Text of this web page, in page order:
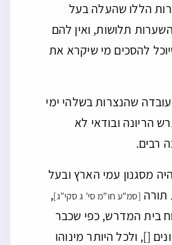
הללו שהעלה בעל
תלושות, ואין להם
להסכים מי שיקרא את
שהנצרות בשלהי ימי
הריונה ובודאי לא
רבים.
מסגנון עמי הארץ ובעל
[סמ”ע חו”מ סי’ ג סקי”ג],
בית המדרש, כפי שכבר
[], ולכל היותר מינוהו